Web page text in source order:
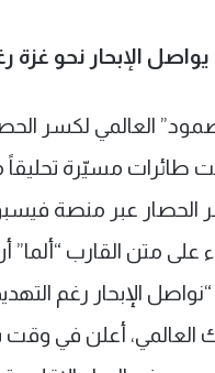
الإبحار نحو غزة
طائرات مسيّرة
الحصار عبر منصة
الإبحار رغم
العالمي، أعلن في